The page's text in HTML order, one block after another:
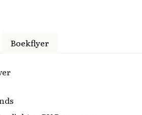
Boekflyer